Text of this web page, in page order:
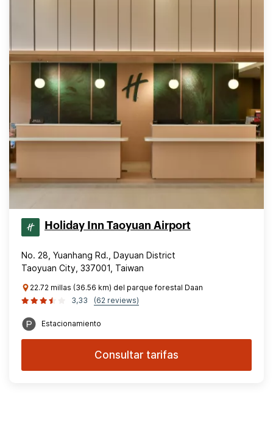
Holiday Inn Taoyuan Airport
No. 28, Yuanhang Rd., Dayuan District
Taoyuan City, 337001, Taiwan
22.72 millas (36.56 km) del parque forestal Daan
3,33
(62 reviews)
Estacionamiento
Consultar tarifas